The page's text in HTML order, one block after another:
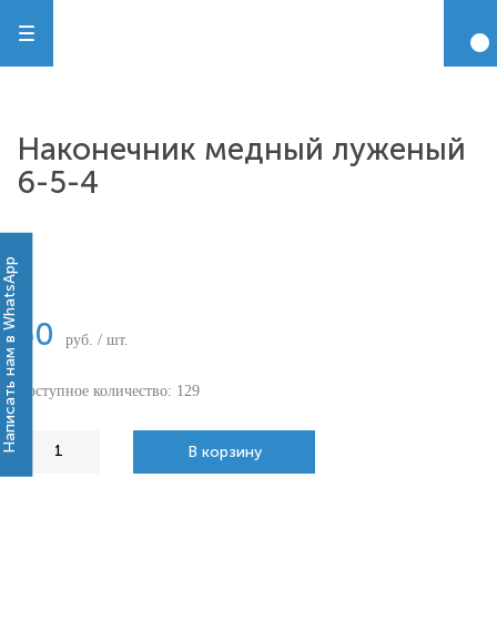
Наконечник медный луженый
6-5-4
-
50 руб. / шт.
Доступное количество: 129
В корзину
Написать нам в WhatsApp